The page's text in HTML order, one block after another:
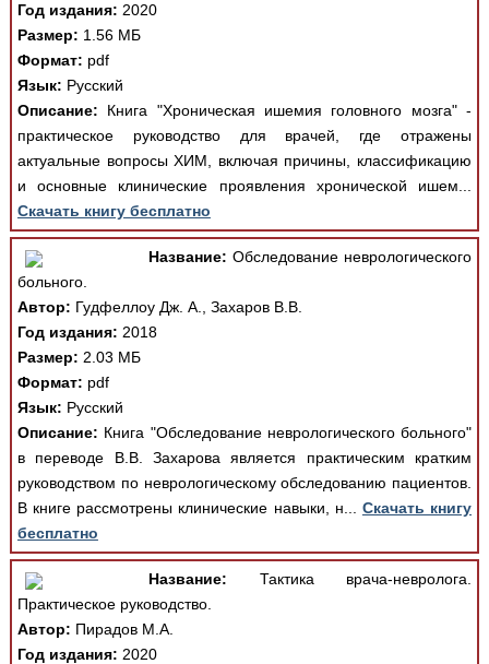
Год издания: 2020
Размер: 1.56 МБ
Формат: pdf
Язык: Русский
Описание: Книга "Хроническая ишемия головного мозга" -
практическое руководство для врачей, где отражены
актуальные вопросы ХИМ, включая причины, классификацию
и основные клинические проявления хронической ишем...
Скачать книгу бесплатно
Название: Обследование неврологического
больного.
Автор: Гудфеллоу Дж. А., Захаров В.В.
Год издания: 2018
Размер: 2.03 МБ
Формат: pdf
Язык: Русский
Описание: Книга "Обследование неврологического больного"
в переводе В.В. Захарова является практическим кратким
руководством по неврологическому обследованию пациентов.
В книге рассмотрены клинические навыки, н... Скачать книгу
бесплатно
Название: Тактика врача-невролога.
Практическое руководство.
Автор: Пирадов М.А.
Год издания: 2020